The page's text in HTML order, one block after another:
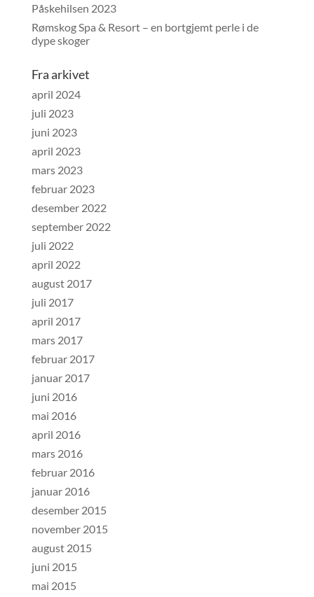
Påskehilsen 2023
Rømskog Spa & Resort – en bortgjemt perle i de
dype skoger
Fra arkivet
april 2024
juli 2023
juni 2023
april 2023
mars 2023
februar 2023
desember 2022
september 2022
juli 2022
april 2022
august 2017
juli 2017
april 2017
mars 2017
februar 2017
januar 2017
juni 2016
mai 2016
april 2016
mars 2016
februar 2016
januar 2016
desember 2015
november 2015
august 2015
juni 2015
mai 2015